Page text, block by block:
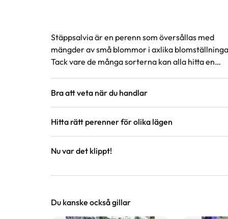
Stäppsalvia är en perenn som översållas med
mängder av små blommor i axlika
Tack vare de många sorterna kan alla hitta en
Bra att veta när du handlar
Höjd, längd och bilder
Vi försöker alltid ange växternas
är unika så kan måtten och din växts
Växter är levande varor
Hitta rätt perenner för olika lägen
läge – torrt, fuktigt eller
mitt emellan
du kan
Nu var det klippt!
Du kanske också gillar